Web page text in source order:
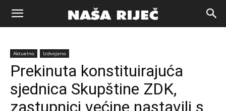
Naša
riječ
Zenica
Aktuelno Izdvojeno
Prekinuta konstituirajuća
sjednica Skupštine ZDK,
zastupnici većine nastavili s